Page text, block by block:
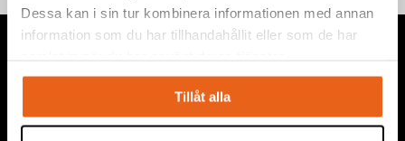
Dessa kan i sin tur kombinera informationen med annan
information som du har tillhandahållit eller som de har
Tillåt alla
Vi levererar högkvalitativa ”produkter för proffs”, under